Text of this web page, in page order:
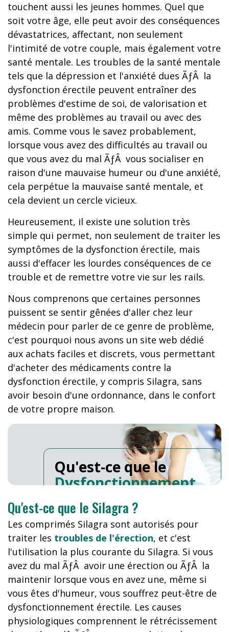
touchent aussi les jeunes hommes. Quel que
soit votre âge, elle peut avoir des conséquences
dévastatrices, affectant, non seulement
l'intimité de votre couple, mais également votre
santé mentale. Les troubles de la santé mentale
tels que la dépression et l'anxiété dues ÃƒÂ la
dysfonction érectile peuvent entraîner des
problèmes d'estime de soi, de valorisation et
même des problèmes au travail ou avec des
amis. Comme vous le savez probablement,
lorsque vous avez des difficultés au travail ou
que vous avez du mal ÃƒÂ vous socialiser en
raison d'une mauvaise humeur ou d'une anxiété,
cela perpétue la mauvaise santé mentale, et
cela devient un cercle vicieux.
Heureusement, il existe une solution très
simple qui permet, non seulement de traiter les
symptômes de la dysfonction érectile, mais
aussi d'effacer les lourdes conséquences de ce
trouble et de remettre votre vie sur les rails.
Nous comprenons que certaines personnes
puissent se sentir gênées d'aller chez leur
médecin pour parler de ce genre de problème,
c'est pourquoi nous avons un site web dédié
aux achats faciles et discrets, vous permettant
d'acheter des médicaments contre la
dysfonction érectile, y compris Silagra, sans
avoir besoin d'une ordonnance, dans le confort
de votre propre maison.
Qu'est-ce que le
Dysfonctionnement
Erectile
Qu'est-ce que le Silagra ?
Les comprimés Silagra sont autorisés pour
traiter les troubles de l'érection, et c'est
l'utilisation la plus courante du Silagra. Si vous
avez du mal ÃƒÂ avoir une érection ou ÃƒÂ la
maintenir lorsque vous en avez une, même si
vous êtes d'humeur, vous souffrez peut-être de
dysfonctionnement érectile. Les causes
physiologiques comprennent le rétrécissement